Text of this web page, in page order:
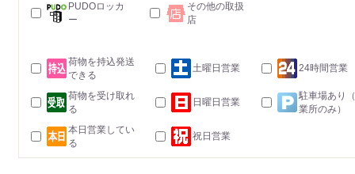
PUDOロッカ
ー
その他の取扱
店
荷物を持込発送
できる
土曜日営業 24時間営業
荷物を受け取れ
る
日曜日営業
駐車場あり
業所のみ）
本日営業してい
る
祝日営業